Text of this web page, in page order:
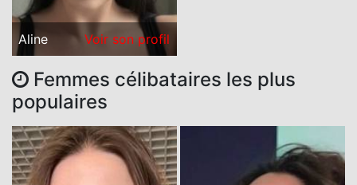
Aline Voir son profil
Femmes célibataires les plus
populaires